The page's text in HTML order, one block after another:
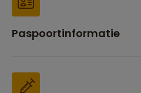
Paspoortinformatie